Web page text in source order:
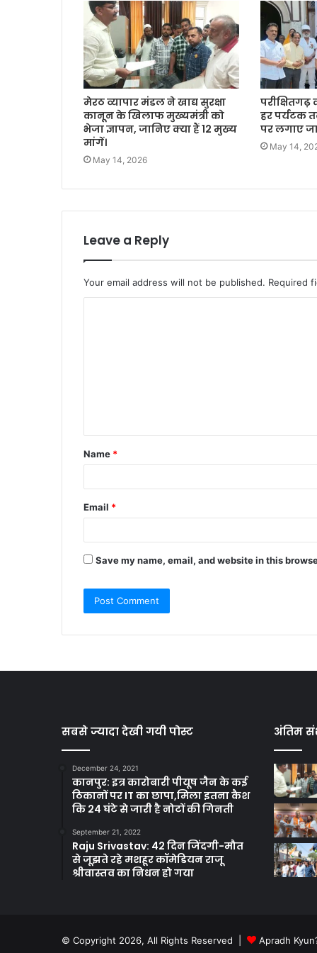
मेरठ व्यापार मंडल ने खाद्य सुरक्षा
कानून के खिलाफ मुख्यमंत्री को
भेजा ज्ञापन, जानिए क्या हैं 12 मुख्य
मांगें।
May 14, 2026
हर पर्यटक
पर लगाए
May 14,
Leave a Reply
Your email address will not be published. Required
t
*
Name *
Email *
Save my name, email, and website in this
सबसे ज्यादा देखी गयी पोस्ट
December 24, 2021
कानपुर: इत्र कारोबारी पीयूष जैन के कई
ठिकानों पर IT का छापा,मिला इतना कैश
कि 24 घंटे से जारी है नोटों की गिनती
September 21, 2022
Raju Srivastav: 42 दिन जिंदगी-मौत
से जूझते रहे मशहूर कॉमेडियन राजू
श्रीवास्तव का निधन हो गया
अंतिम
© Copyright 2026, All Rights Reserved | Apradh